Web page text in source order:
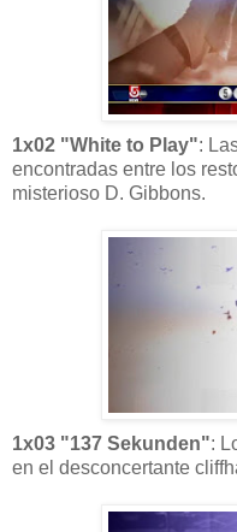
1x02 "White to Play":
encontradas entre los
misterioso D. Gibbons.
1x03 "137 Sekunden":
en el desconcertante